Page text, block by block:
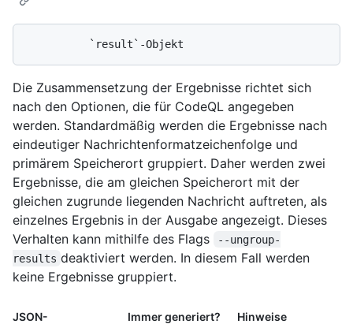
Die Zusammensetzung der Ergebnisse richtet sich
nach den Optionen, die für CodeQL angegeben
werden. Standardmäßig werden die Ergebnisse nach
eindeutiger Nachrichtenformatzeichenfolge und
primärem Speicherort gruppiert. Daher werden zwei
Ergebnisse, die am gleichen Speicherort mit der
gleichen zugrunde liegenden Nachricht auftreten, als
einzelnes Ergebnis in der Ausgabe angezeigt. Dieses
Verhalten kann mithilfe des Flags
--ungroup-
results deaktiviert werden. In diesem Fall werden
keine Ergebnisse gruppiert.
JSON-
Immer generiert? Hinweise